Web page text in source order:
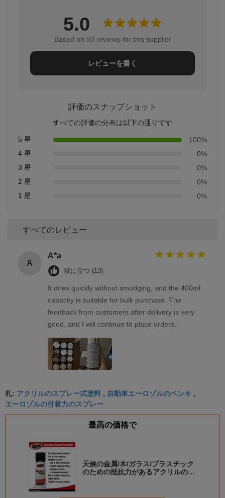
5.0
Based on 50 reviews for this supplier
レビューを書く
評価のスナップショット
すべての評価の分布は以下の通りです
5 星
100%
4 星
0%
3 星
0%
2 星
0%
1 星
0%
すべてのレビュー
A
A*a
役に立つ (13)
It dries quickly without smudging, and the 400ml
capacity is suitable for bulk purchase. The
feedback from customers after delivery is very
good, and I will continue to place orders..
札: アクリルのスプレー式塗料 , 自動車エーロゾルのペンキ ,
エーロゾルの付着力のスプレー
最高の価格で
天候の金属/木/ガラス/プラスチック
のための抵抗力があるアクリルのス